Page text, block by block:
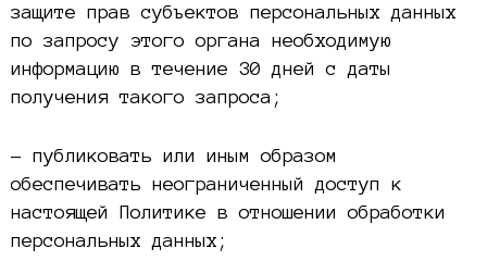
защите прав субъектов персональных данных
по запросу этого органа необходимую
информацию в течение 30 дней с даты
получения такого запроса;
– публиковать или иным образом
обеспечивать неограниченный доступ к
настоящей Политике в отношении обработки
персональных данных;